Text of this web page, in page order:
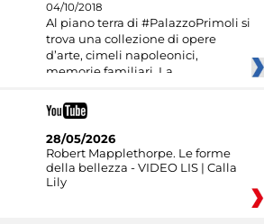
04/10/2018
Al piano terra di #PalazzoPrimoli si
trova una collezione di opere
d’arte, cimeli napoleonici,
memorie familiari. La
28/05/2026
Robert Mapplethorpe. Le forme
della bellezza - VIDEO LIS | Calla
Lily